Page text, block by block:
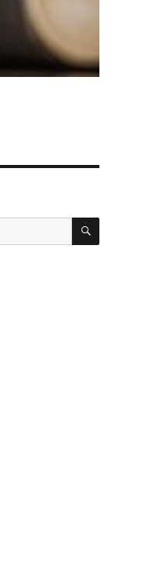
SEARCH